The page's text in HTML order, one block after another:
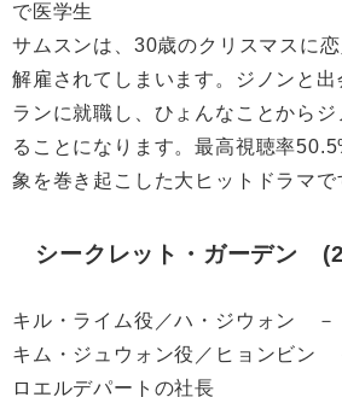
で医学生
サムスンは、30歳のクリスマスに
解雇されてしまいます。ジノンと出
ランに就職し、ひょんなことから
ることになります。最高視聴率
象を巻き起こした大ヒットドラマで
シークレット・ガーデン
キル・ライム役／ハ・ジウォン
キム・ジュウォン役／ヒョンビン
ロエルデパートの社長